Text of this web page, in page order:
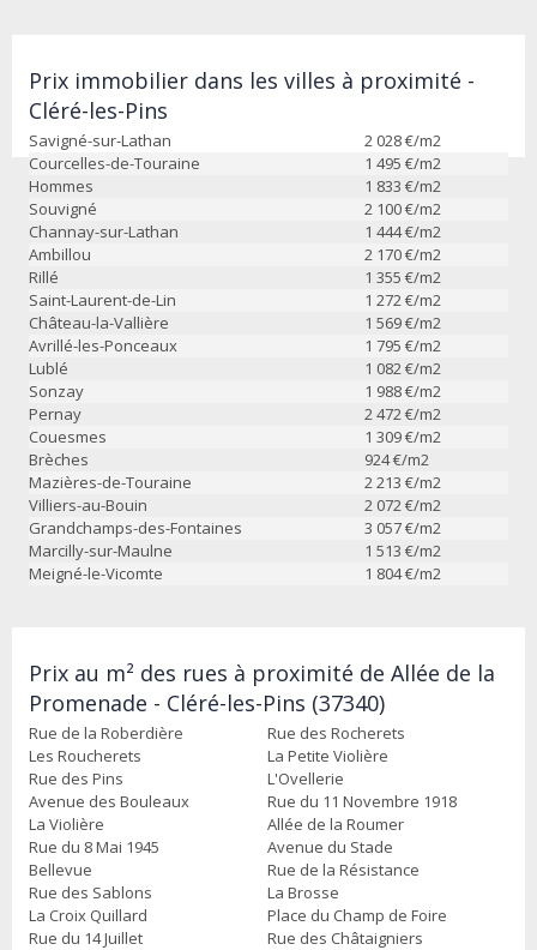
Prix immobilier dans les villes à proximité -
Cléré-les-Pins
Savigné-sur-Lathan 2 028€/m2
Courcelles-de-Touraine
1 495 €/m2
Hommes
1 833 €/m2
Souvigné
2 100€/m2
Channay-sur-Lathan
1 444€/m2
Ambillou
2 170€/m2
Rillé
1 355 €/m2
Saint-Laurent-de-Lin
1 272 €/m2
Château-la-Vallière
1 569€/m2
Avrillé-les-Ponceaux
1 795 €/m2
Lublé
1 082 €/m2
Sonzay
1 988€/m2
Pernay
2 472 €/m2
Couesmes
1 309€/m2
Brèches
924€/m2
Mazières-de-Touraine
2 213 €/m2
Villiers-au-Bouin
2 072 €/m2
Grandchamps-des-Fontaines
3 057€/m2
Marcilly-sur-Maulne
1 513 €/m2
Meigné-le-Vicomte
1 804€/m2
Prix au m² des rues à proximité de Allée de la
Promenade - Cléré-les-Pins (37340)
Rue de la Roberdière
Rue des Rocherets
Les Roucherets
La Petite Violière
Rue des Pins
L'Ovellerie
Avenue des Bouleaux
Rue du 11 Novembre 1918
La Violière
Allée de la Roumer
Rue du 8 Mai 1945
Avenue du Stade
Bellevue
Rue de la Résistance
Rue des Sablons
La Brosse
La Croix Quillard
Place du Champ de Foire
Rue du 14 Juillet
Rue des Châtaigniers